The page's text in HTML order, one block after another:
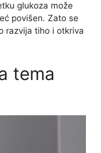
glukoza može
povišen. Zato se
razvija tiho i otkriva
tema